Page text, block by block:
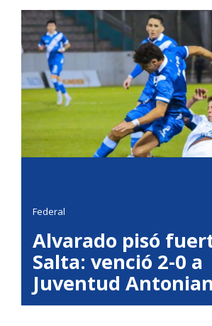
Federal
Alvarado pisó
Salta: venció 2-0 a
Juventud